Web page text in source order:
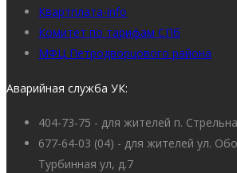
Квартплата-info
Комитет по тарифам СПб
МФЦ Петродворцового района
Аварийная служба УК:
404-73-75 - для жителей п. Стрельна
677-64-03 (04) - для жителей ул.
Турбинная ул, д.7